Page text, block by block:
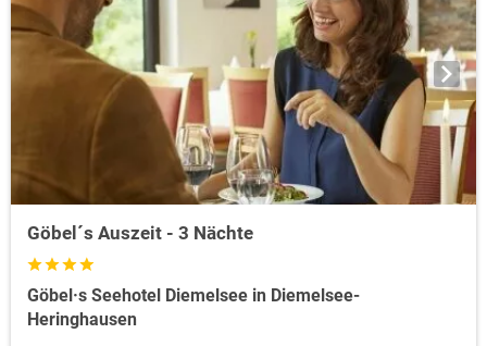
Göbel´s Auszeit - 3 Nächte
Göbel·s Seehotel Diemelsee in Diemelsee-
Heringhausen